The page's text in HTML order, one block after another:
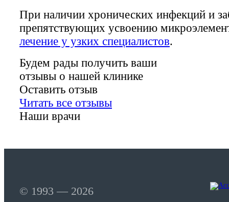
При наличии хронических инфекций и
препятствующих усвоению
лечение у узких специалистов.
Будем рады получить ваши
отзывы о нашей клинике
Оставить отзыв
Читать все отзывы
Наши врачи
© 1993 — 2026